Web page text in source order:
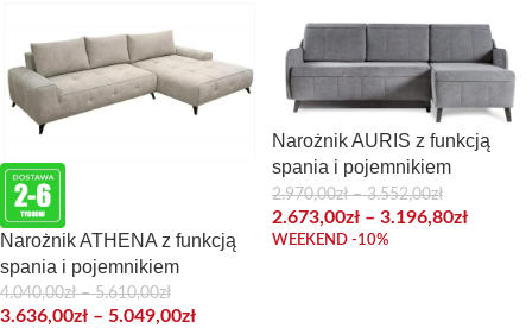
Narożnik ATHENA z funkcją
spania i pojemnikiem
4.040,00zł – 5.610,00zł
3.636,00zł – 5.049,00zł
Narożnik AURIS z funkcją
spania i pojemnikiem
2.970,00zł – 3.552,00zł
2.673,00zł – 3.196,80zł
WEEKEND -10%